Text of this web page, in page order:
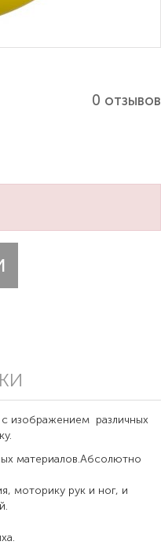
0 отзывов
изображением различных
материалов.Абсолютно
моторику рук и ног, и